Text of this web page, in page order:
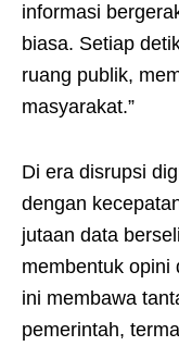
informasi
biasa. Setiap
ruang publik,
masyarakat.”
Di era disrupsi
dengan
jutaan data
membentuk opini
ini membawa
pemerintah,